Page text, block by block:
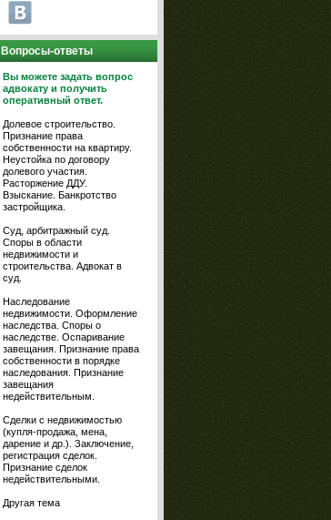
Вопросы-ответы
Вы можете задать вопрос
адвокату и получить
оперативный ответ.
Долевое строительство.
Признание права
собственности на квартиру.
Неустойка по договору
долевого участия.
Расторжение ДДУ.
Взыскание. Банкротство
застройщика.
Суд, арбитражный суд.
Споры в области
недвижимости и
строительства. Адвокат в
суд.
Наследование
недвижимости. Оформление
наследства. Споры о
наследстве. Оспаривание
завещания. Признание права
собственности в порядке
наследования. Признание
завещания
недействительным.
Сделки с недвижимостью
(купля-продажа, мена,
дарение и др.). Заключение,
регистрация сделок.
Признание сделок
недействительными.
Другая тема